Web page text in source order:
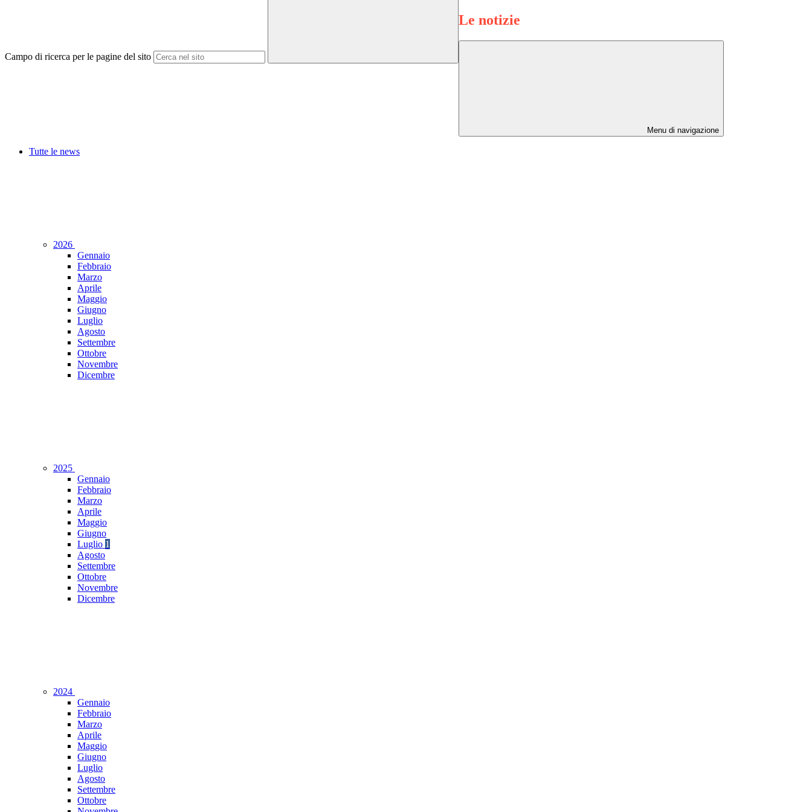
Campo di ricerca per le pagine del sito
Le notizie
Menu di navigazione
Tutte le news
2026
Gennaio
Febbraio
Marzo
Aprile
Maggio
Giugno
Luglio
Agosto
Settembre
Ottobre
Novembre
Dicembre
2025
Gennaio
Febbraio
Marzo
Aprile
Maggio
Giugno
Luglio 1
Agosto
Settembre
Ottobre
Novembre
Dicembre
2024
Gennaio
Febbraio
Marzo
Aprile
Maggio
Giugno
Luglio
Agosto
Settembre
Ottobre